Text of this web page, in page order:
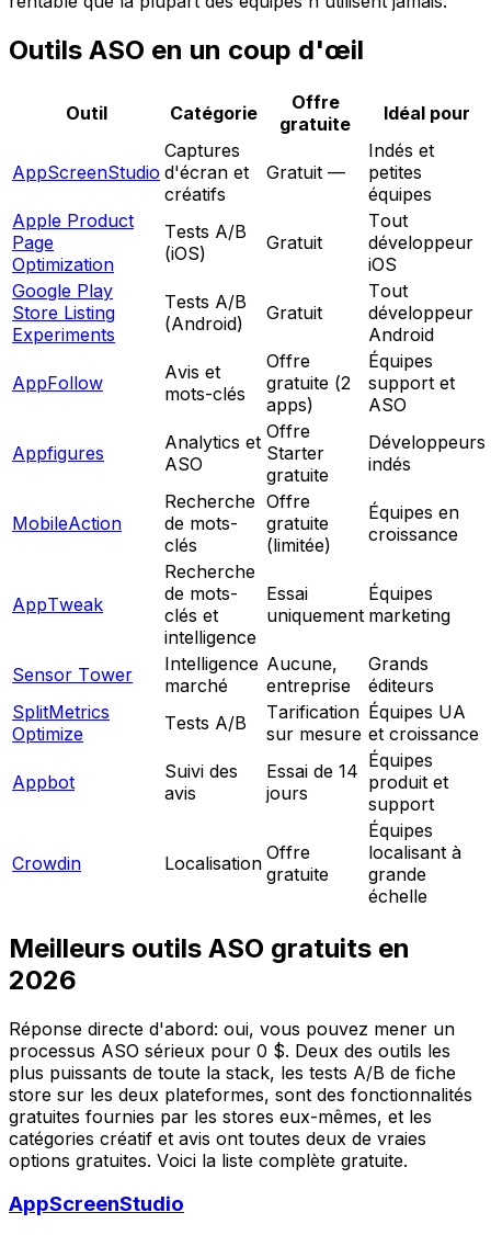
Outils ASO en un coup d'œil
Outil Catégorie
Offre
gratuite
Idéal pour
AppScreenStudio
Captures
d'écran et
créatifs
Gratuit —
Indés et
petites
équipes
Apple Product
Page
Optimization
Tests A/B
(iOS)
Gratuit
Tout
développeur
iOS
Google Play
Store Listing
Experiments
Tests A/B
(Android)
Gratuit
Tout
développeur
Android
AppFollow
Avis et
mots-clés
Offre
gratuite (2
apps)
Équipes
support et
ASO
Appfigures
Analytics et
ASO
Offre
Starter
gratuite
Développeurs
indés
MobileAction
Recherche
de mots-
clés
Offre
gratuite
(limitée)
Équipes en
croissance
AppTweak
Recherche
de mots-
clés et
intelligence
Essai
uniquement
Équipes
marketing
Sensor Tower
Intelligence
marché
Aucune,
entreprise
Grands
éditeurs
SplitMetrics
Optimize
Tests A/B
Tarification
sur mesure
Équipes UA
et croissance
Appbot
Suivi des
avis
Essai de 14
jours
Équipes
produit et
support
Crowdin Localisation Offre
gratuite
Équipes
localisant à
grande
échelle
Meilleurs outils ASO gratuits en
2026
Réponse directe d'abord: oui, vous pouvez mener un
processus ASO sérieux pour 0 $. Deux des outils les
plus puissants de toute la stack, les tests A/B de fiche
store sur les deux plateformes, sont des fonctionnalités
gratuites fournies par les stores eux-mêmes, et les
catégories créatif et avis ont toutes deux de vraies
options gratuites. Voici la liste complète gratuite.
AppScreenStudio